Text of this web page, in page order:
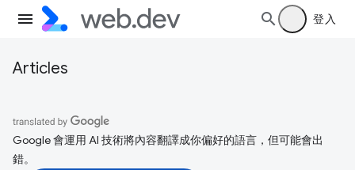
登入
Articles
Google 會運用 AI 技術將內容翻譯成你偏好的語言，但可能會出
錯。